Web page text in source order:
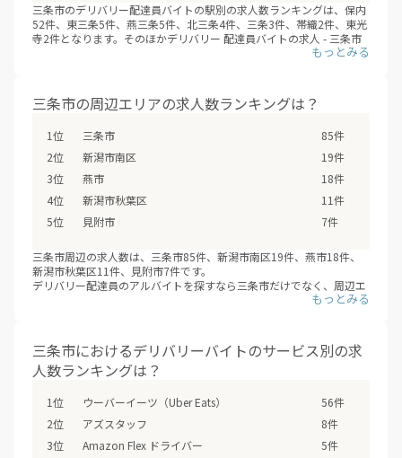
三条市のデリバリー配達員バイトの駅別の求人数ランキングは、保内
52件、東三条5件、燕三条5件、北三条4件、三条3件、帯織2件、東光
寺2件となります。そのほかデリバリー 配達員バイトの求人 - 三条市
のデリバリー配達員バイトの求人は、三条市の全7駅で募集していま
も先に、始まっていることも多いため、興味のあるエリアの配達員募
集の登録情報を小まめにチェックするオススメします。
三条市の周辺エリアの求人数ランキングは？
三条市
85件
新潟市南区
19件
燕市
18件
新潟市秋葉区
11件
見附市
7件
三条市周辺の求人数は、三条市85件、新潟市南区19件、燕市18件、
新潟市秋葉区11件、見附市7件です。
デリバリー配達員のアルバイトを探すなら三条市だけでなく、周辺エ
リアの新潟市南区・燕市・新潟市秋葉区・見附市などもあわせて検討
三条市におけるデリバリーバイトのサービス別の求
人数ランキングは？
ウーバーイーツ（Uber Eats）
56件
アズスタッフ
8件
Amazon Flex ドライバー
5件